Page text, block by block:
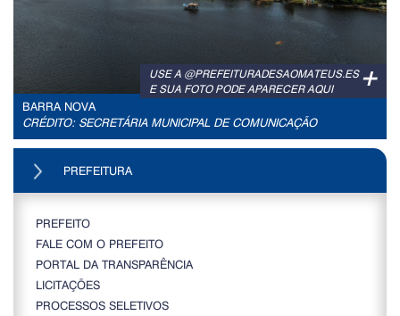
+
USE A @PREFEITURADESAOMATEUS.ES
E SUA FOTO PODE APARECER AQUI
BARRA NOVA
CRÉDITO: SECRETÁRIA MUNICIPAL DE COMUNICAÇÃO
PREFEITURA
PREFEITO
FALE COM O PREFEITO
PORTAL DA TRANSPARÊNCIA
LICITAÇÕES
PROCESSOS SELETIVOS